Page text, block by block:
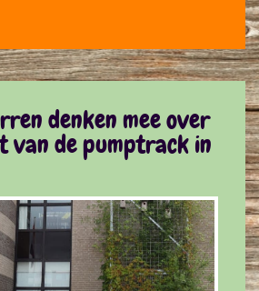
denken mee over
van de pumptrack in